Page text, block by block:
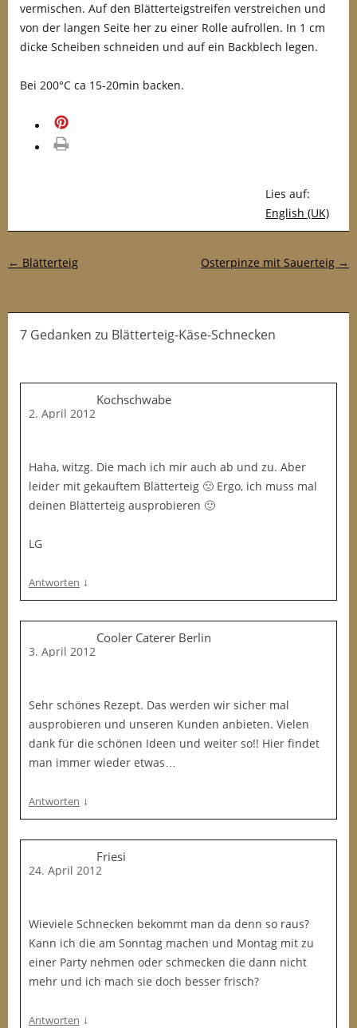
vermischen. Auf den Blätterteigstreifen verstreichen und
von der langen Seite her zu einer Rolle aufrollen. In 1 cm
dicke Scheiben schneiden und auf ein Backblech legen.
Bei 200°C ca 15-20min backen.
Lies auf:
English (UK)
Post-Navigation
← Blätterteig Osterpinze mit Sauerteig →
7 Gedanken zu Blätterteig-Käse-Schnecken
Kochschwabe
2. April 2012
Haha, witzg. Die mach ich mir auch ab und zu. Aber
leider mit gekauftem Blätterteig 🙁 Ergo, ich muss mal
deinen Blätterteig ausprobieren 🙂
LG
Antworten ↓
Cooler Caterer Berlin
3. April 2012
Sehr schönes Rezept. Das werden wir sicher mal
ausprobieren und unseren Kunden anbieten. Vielen
dank für die schönen Ideen und weiter so!! Hier findet
man immer wieder etwas…
Antworten ↓
Friesi
24. April 2012
Wieviele Schnecken bekommt man da denn so raus?
Kann ich die am Sonntag machen und Montag mit zu
einer Party nehmen oder schmecken die dann nicht
mehr und ich mach sie doch besser frisch?
Antworten ↓